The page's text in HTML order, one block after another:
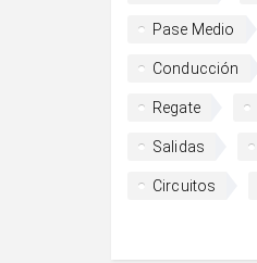
Pase Medio
Conducción
Regate
Salidas
Circuitos